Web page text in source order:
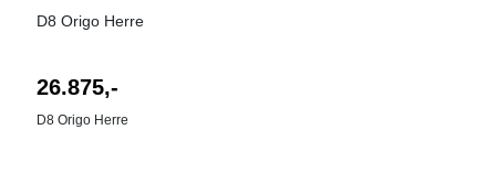
D8 Origo Herre
26.875,-
D8 Origo Herre